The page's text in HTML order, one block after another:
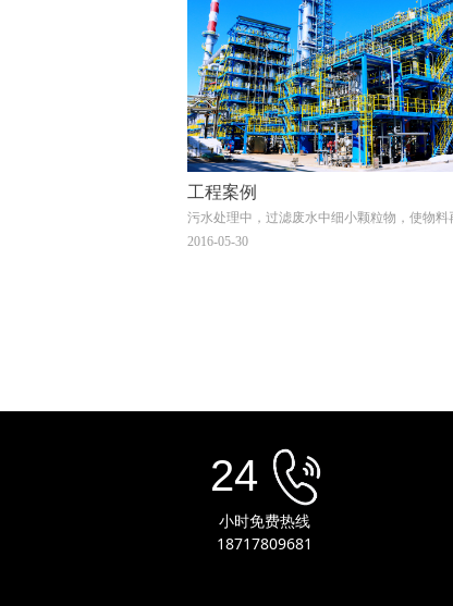
工程案例
污水处理中，过滤废水中细小颗粒物，使物料
烛式过滤器具有非常好的使用效果
2016-05-30
24
小时免费热线
18717809681